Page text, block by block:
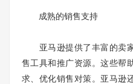
成熟的销售支持
亚马逊提供了丰富的卖家
售工具和推广资源。这些帮
求、优化销售对策。亚马逊